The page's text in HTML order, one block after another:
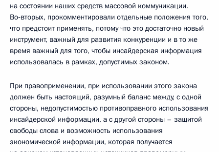
на состоянии наших средств массовой коммуникации.
Во‑вторых, прокомментировали отдельные положения того,
что предстоит применять, потому что это достаточно новый
инструмент, важный для развития конкуренции и в то же
время важный для того, чтобы инсайдерская информация
использовалась в рамках, допустимых законом.
При правоприменении, при использовании этого закона
должен быть настоящий, разумный баланс между, с одной
стороны, недопустимостью противоправного использования
инсайдерской информации, а с другой стороны – защитой
свободы слова и возможность использования
экономической информации, которая получается